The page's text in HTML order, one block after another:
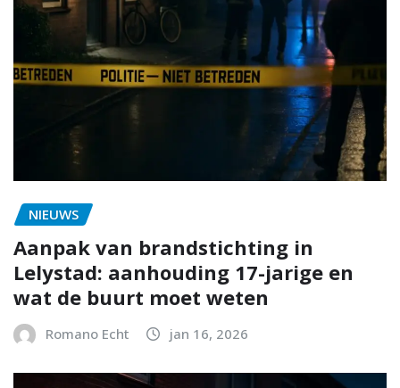
NIEUWS
Aanpak van brandstichting in
Lelystad: aanhouding 17-jarige en
wat de buurt moet weten
Romano Echt jan 16, 2026